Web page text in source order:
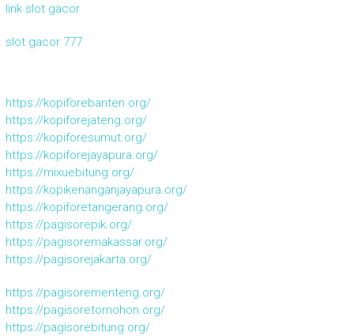
link slot gacor
slot gacor 777
https://kopiforebanten.org/
https://kopiforejateng.org/
https://kopiforesumut.org/
https://kopiforejayapura.org/
https://mixuebitung.org/
https://kopikenanganjayapura.org/
https://kopiforetangerang.org/
https://pagisorepik.org/
https://pagisoremakassar.org/
https://pagisorejakarta.org/
https://pagisorementeng.org/
https://pagisoretomohon.org/
https://pagisorebitung.org/